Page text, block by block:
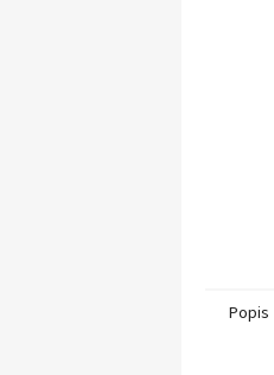
Popis